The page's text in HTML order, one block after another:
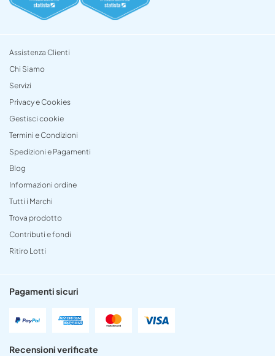
Assistenza Clienti
Chi Siamo
Servizi
Privacy e Cookies
Gestisci cookie
Termini e Condizioni
Spedizioni e Pagamenti
Blog
Informazioni ordine
Tutti i Marchi
Trova prodotto
Contributi e fondi
Ritiro Lotti
Pagamenti sicuri
Recensioni verificate